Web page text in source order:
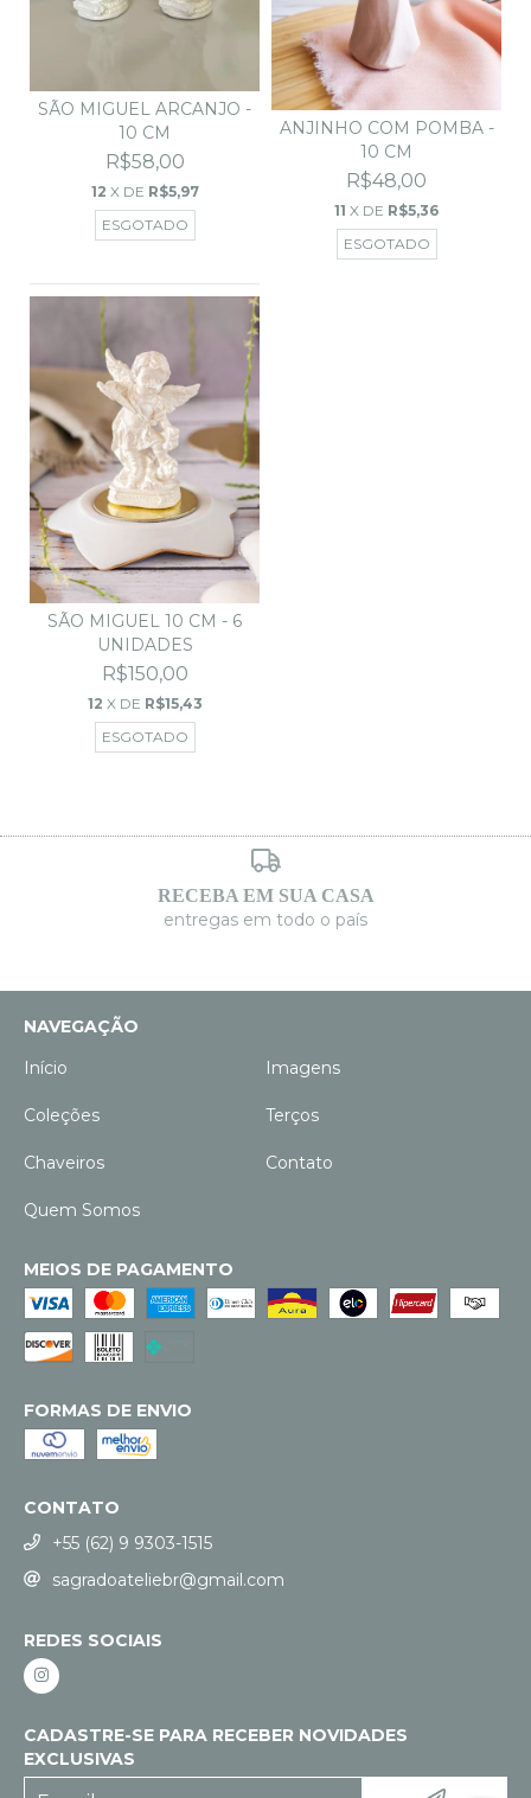
SÃO MIGUEL ARCANJO -
10 CM
R$58,00
12 X DE R$5,97
ESGOTADO
ANJINHO COM POMBA -
10 CM
R$48,00
11 X DE R$5,36
ESGOTADO
SÃO MIGUEL 10 CM - 6
UNIDADES
R$150,00
12 X DE R$15,43
ESGOTADO
RECEBA EM SUA CASA
entregas em todo o país
NAVEGAÇÃO
Início
Imagens
Coleções Terços
Chaveiros Contato
Quem Somos
MEIOS DE PAGAMENTO
FORMAS DE ENVIO
CONTATO
+55 (62) 9 9303-1515
sagradoateliebr@gmail.com
REDES SOCIAIS
CADASTRE-SE PARA RECEBER NOVIDADES
EXCLUSIVAS